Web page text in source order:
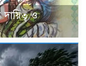
দায়িত্ব ও